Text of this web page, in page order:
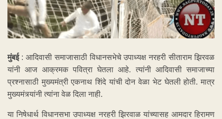
मुंबई : आदिवासी समाजासाठी विधानसभेचे उपाध्यक्ष नरहरी सीताराम झिरवळ
यांनी आज आक्रमक पवित्रा घेतला आहे. त्यांनी आदिवासी समाजाच्या
प्रश्नासाठी मुख्यमंत्री एकनाथ शिंदे यांची दोन वेळा भेट घेतली होती. मात्र
मुख्यमंत्र्यांनी त्यांना वेळ दिला नाही.
या निषेधार्थ विधानसभा उपाध्यक्ष नरहरी झिरवाळ यांच्यासह आमदार हिरामण